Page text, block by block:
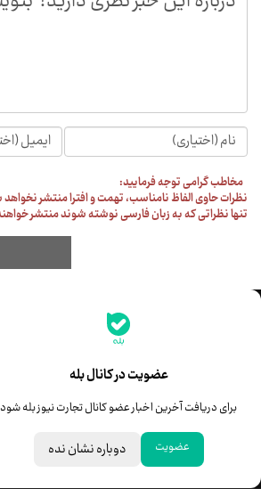
عضویت در کانال بله
برای دریافت آخرین اخبار عضو کانال تجارت نیوز بله شود
عضویت دوباره نشان نده
جدیدترین قیمت‌ها
قیمت
خبرهای مهم